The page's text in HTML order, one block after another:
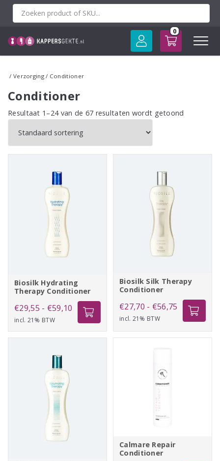
Spring
0
/ Verzorging/ Conditioner
Conditioner
Resultaat 1–24 van de 67 resultaten wordt getoond
Biosilk Hydrating
Therapy Conditioner
€29,55 - €59,10 Prijsklasse:
€29,55
tot
incl. 21% BTW
Biosilk Silk Therapy
Conditioner
€27,70 - €56,75 Prijsklasse:
€27,70
tot
incl. 21% BTW
Calmare Repair
Conditioner